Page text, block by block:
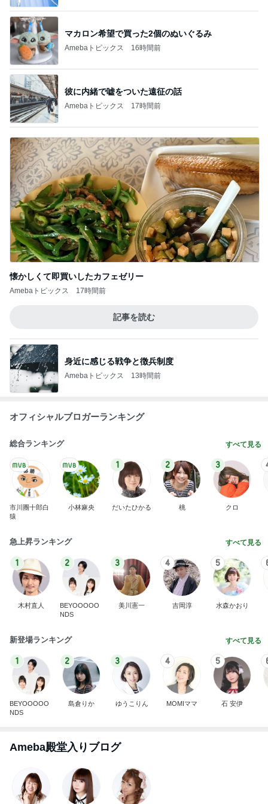
マカロン希望で買った2個のぬいぐるみ
Amebaトピックス 16時間前
彼に内緒で嘘をついた遠征の話
Amebaトピックス 17時間前
懐かしくて即買いしたカフェゼリー
Amebaトピックス 17時間前
記事を読む
身近に感じる戦争と徴兵制度
Amebaトピックス 13時間前
オフィシャルブロガーランキング
総合ランキング すべて見る
市川團十郎白
猿
小林麻央
1
だいたひかる
2
桃
3
クロ
急上昇ランキング すべて見る
1
木村直人
2
BEYOOOOO
NDS
3
美川憲一
4
吉岡淳
5
水森かおり
新登場ランキング すべて見る
1
BEYOOOOO
NDS
2
島倉りか
3
ゆうこりん
4
MOMIママ
5
石 安伊
Ameba殿堂入りブログ